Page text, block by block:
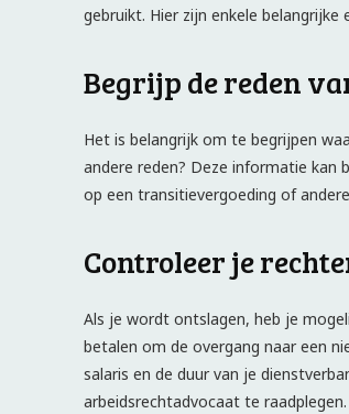
gebruikt. Hier zijn enkele
Begrijp de reden
Het is belangrijk om te begrijpen
andere reden? Deze informatie
op een transitievergoeding of
Controleer je
Als je wordt ontslagen, heb je
betalen om de overgang naar een
salaris en de duur van je
arbeidsrechtadvocaat te raadplegen.